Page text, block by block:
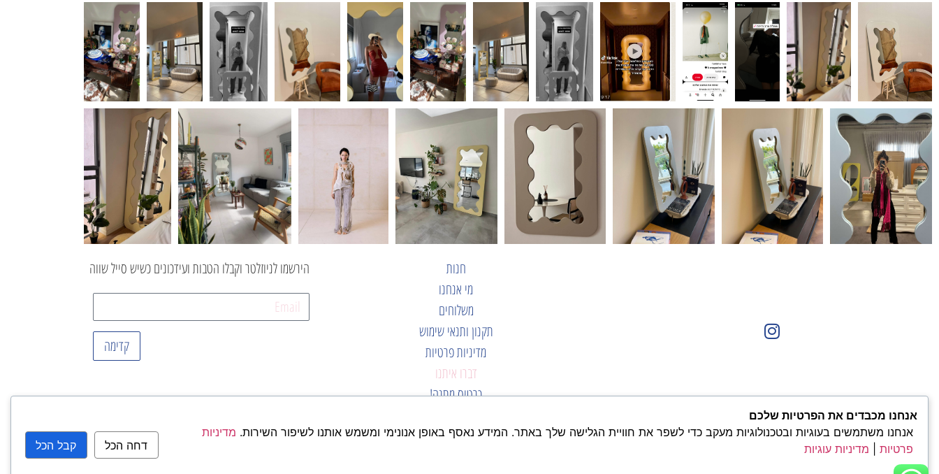
חנות
מי אנחנו
משלוחים
תקנון ותנאי שימוש
מדיניות פרטיות
דברו איתנו
כרטיס מתנה!
הירשמו לניוזלטר וקבלו הטבות ועידכונים כשיש סייל שווה
קדימה
אנחנו מכבדים את הפרטיות שלכם
אנחנו משתמשים בעוגיות ובטכנולוגיות מעקב כדי לשפר את חוויית הגלישה שלך באתר. המידע נאסף באופן אנונימי ומשמש אותנו לשיפור השירות. מדיניות
פרטיות
מדיניות עוגיות דחה הכל קבל הכל